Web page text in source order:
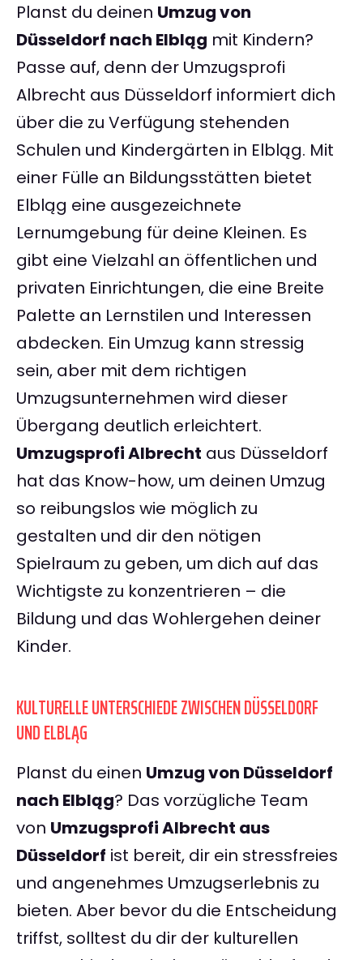
Planst du deinen Umzug von
Düsseldorf nach Elbląg mit Kindern?
Passe auf, denn der Umzugsprofi
Albrecht aus Düsseldorf informiert dich
über die zu Verfügung stehenden
Schulen und Kindergärten in Elbląg. Mit
einer Fülle an Bildungsstätten bietet
Elbląg eine ausgezeichnete
Lernumgebung für deine Kleinen. Es
gibt eine Vielzahl an öffentlichen und
privaten Einrichtungen, die eine Breite
Palette an Lernstilen und Interessen
abdecken. Ein Umzug kann stressig
sein, aber mit dem richtigen
Umzugsunternehmen wird dieser
Übergang deutlich erleichtert.
Umzugsprofi Albrecht aus Düsseldorf
hat das Know-how, um deinen Umzug
so reibungslos wie möglich zu
gestalten und dir den nötigen
Spielraum zu geben, um dich auf das
Wichtigste zu konzentrieren – die
Bildung und das Wohlergehen deiner
Kinder.
KULTURELLE UNTERSCHIEDE ZWISCHEN DÜSSELDORF
UND ELBLĄG
Planst du einen Umzug von Düsseldorf
nach Elbląg? Das vorzügliche Team
von Umzugsprofi Albrecht aus
Düsseldorf ist bereit, dir ein stressfreies
und angenehmes Umzugserlebnis zu
bieten. Aber bevor du die Entscheidung
triffst, solltest du dir der kulturellen